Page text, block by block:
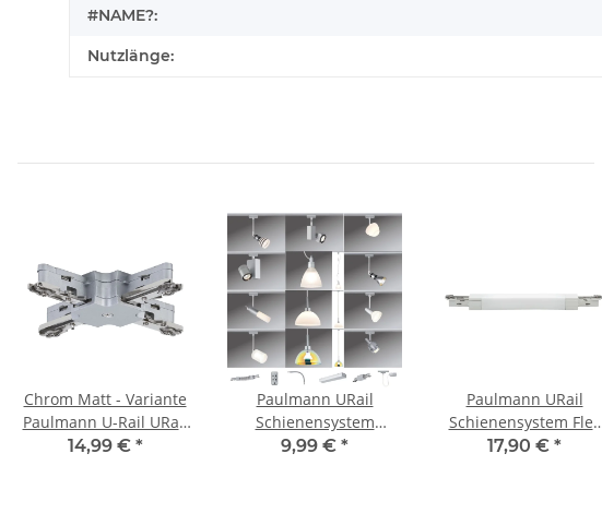
#NAME?:
Nutzlänge:
Chrom Matt - Variante
Paulmann U-Rail URail
230V Schienensystem
14,99 € *
Paulmann URail
Schienensystem
Light&Easy MAX
9,99 € *
Paulmann URail
Schienensystem Flex
Verbinder II max.
17,90 € *